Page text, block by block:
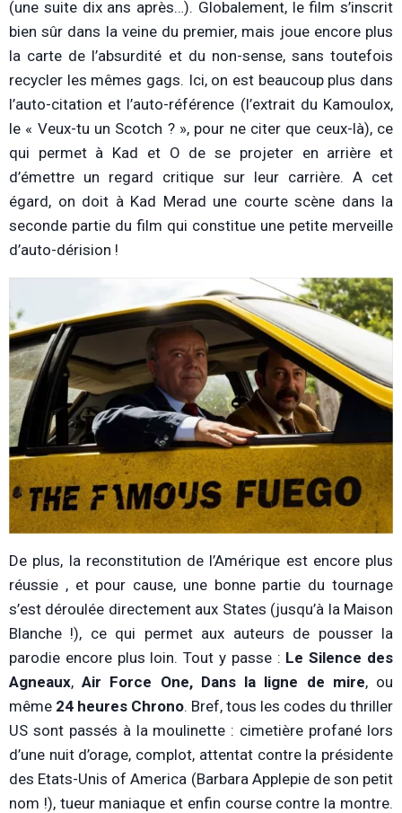
(une suite dix ans après…). Globalement, le film s’inscrit
bien sûr dans la veine du premier, mais joue encore plus
la carte de l’absurdité et du non-sense, sans toutefois
recycler les mêmes gags. Ici, on est beaucoup plus dans
l’auto-citation et l’auto-référence (l’extrait du Kamoulox,
le « Veux-tu un Scotch ? », pour ne citer que ceux-là), ce
qui permet à Kad et O de se projeter en arrière et
d’émettre un regard critique sur leur carrière. A cet
égard, on doit à Kad Merad une courte scène dans la
seconde partie du film qui constitue une petite merveille
d’auto-dérision !
De plus, la reconstitution de l’Amérique est encore plus
réussie , et pour cause, une bonne partie du tournage
s’est déroulée directement aux States (jusqu’à la Maison
Blanche !), ce qui permet aux auteurs de pousser la
parodie encore plus loin. Tout y passe : Le Silence des
Agneaux,Air Force One, Dans la ligne de mire, ou
même 24 heures Chrono. Bref, tous les codes du thriller
US sont passés à la moulinette : cimetière profané lors
d’une nuit d’orage, complot, attentat contre la présidente
des Etats-Unis of America (Barbara Applepie de son petit
nom !), tueur maniaque et enfin course contre la montre.